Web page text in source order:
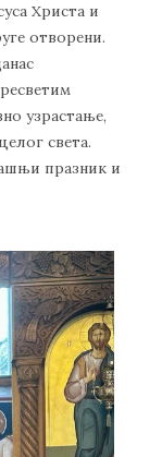
Христа и
отворени.
узрастање,
света.
празник и